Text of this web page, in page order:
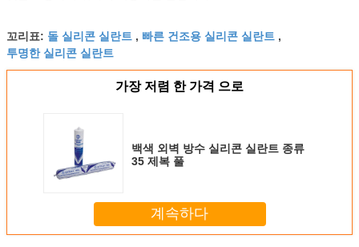
꼬리표: 돌 실리콘 실란트 , 빠른 건조용 실리콘 실란트 ,
투명한 실리콘 실란트
가장 저렴 한 가격 으로
백색 외벽 방수 실리콘 실란트 종류
35 제복 풀
계속하다